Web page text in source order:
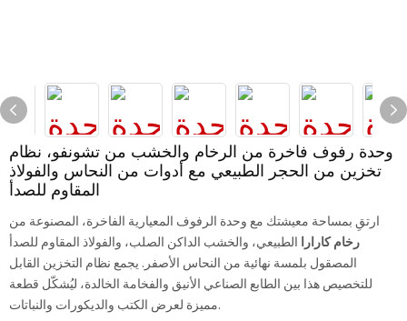
وحدة رفوف فاخرة من الرخام والخشب من تشونفو، نظام
تخزين من الحجر الطبيعي مع أدوات من النحاس والفولاذ
المقاوم للصدأ
ارتقِ بمساحة معيشتك مع وحدة الرفوف المعيارية الفاخرة، المصنوعة من
رخام كارارا الطبيعي، والخشب الداكن الصلب، والفولاذ المقاوم للصدأ
المصقول بلمسة نهائية من النحاس الأصفر. يجمع نظام التخزين القابل
للتخصيص هذا بين الطابع الصناعي الأنيق والفخامة الخالدة، ليُشكّل قطعة
مميزة لعرض الكتب والديكورات والنباتات.